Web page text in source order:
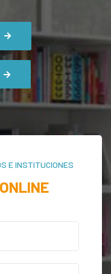
E INSTITUCIONES
ONLINE